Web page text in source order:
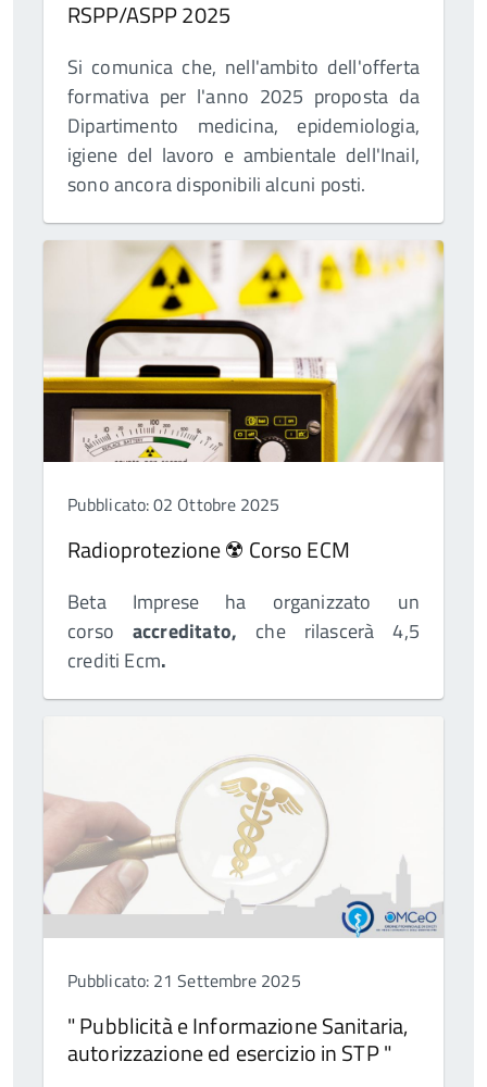
RSPP/ASPP 2025
Si comunica che, nell'ambito dell'offerta
formativa per l'anno 2025 proposta da
Dipartimento medicina, epidemiologia,
igiene del lavoro e ambientale dell'Inail,
sono ancora disponibili alcuni posti.
Pubblicato: 02 Ottobre 2025
Radioprotezione ☢️ Corso ECM
Beta Imprese ha organizzato un
corso accreditato, che rilascerà 4,5
crediti Ecm.
Pubblicato: 21 Settembre 2025
" Pubblicità e Informazione Sanitaria,
autorizzazione ed esercizio in STP "